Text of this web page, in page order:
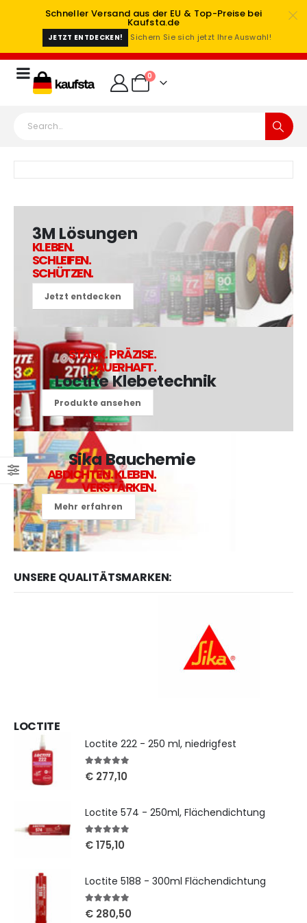
Schneller Versand aus der EU & Top-Preise bei
Kaufsta.de
JETZT ENTDECKEN! Sichern Sie sich jetzt Ihre Auswahl!
0
3M Lösungen
KLEBEN.
SCHLEIFEN.
SCHÜTZEN.
Jetzt entdecken
STARK. PRÄZISE.
DAUERHAFT.
Loctite Klebetechnik
Produkte ansehen
Sika Bauchemie
ABDICHTEN. KLEBEN.
VERSTÄRKEN.
Mehr erfahren
UNSERE QUALITÄTSMARKEN:
LOCTITE
Loctite 222 - 250 ml, niedrigfest
5out of 5
€ 277,10
Loctite 574 - 250ml, Flächendichtung
5out of 5
€175,10
Loctite 5188 - 300ml Flächendichtung
5out of 5
€ 280,50